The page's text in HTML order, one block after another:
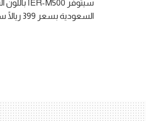
السعودية بسعر 399 ريالًا سعوديًا.